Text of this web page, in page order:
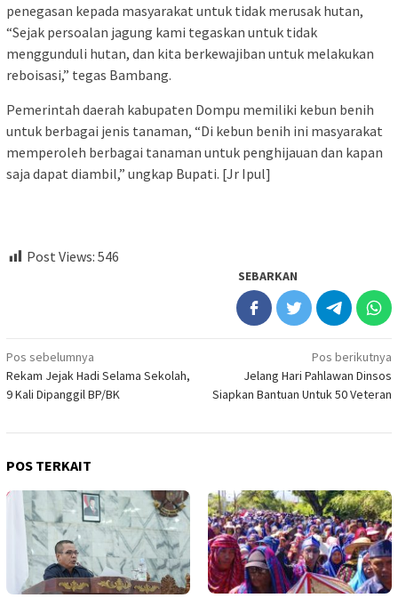
penegasan kepada masyarakat untuk tidak merusak hutan,
“Sejak persoalan jagung kami tegaskan untuk tidak
menggunduli hutan, dan kita berkewajiban untuk melakukan
reboisasi,” tegas Bambang.
Pemerintah daerah kabupaten Dompu memiliki kebun benih
untuk berbagai jenis tanaman, “Di kebun benih ini masyarakat
memperoleh berbagai tanaman untuk penghijauan dan kapan
saja dapat diambil,” ungkap Bupati. [Jr Ipul]
Post Views: 546
SEBARKAN
Navigasi
pos
Pos sebelumnya
Rekam Jejak Hadi Selama Sekolah,
9 Kali Dipanggil BP/BK
Pos berikutnya
Jelang Hari Pahlawan Dinsos
Siapkan Bantuan Untuk 50 Veteran
POS TERKAIT